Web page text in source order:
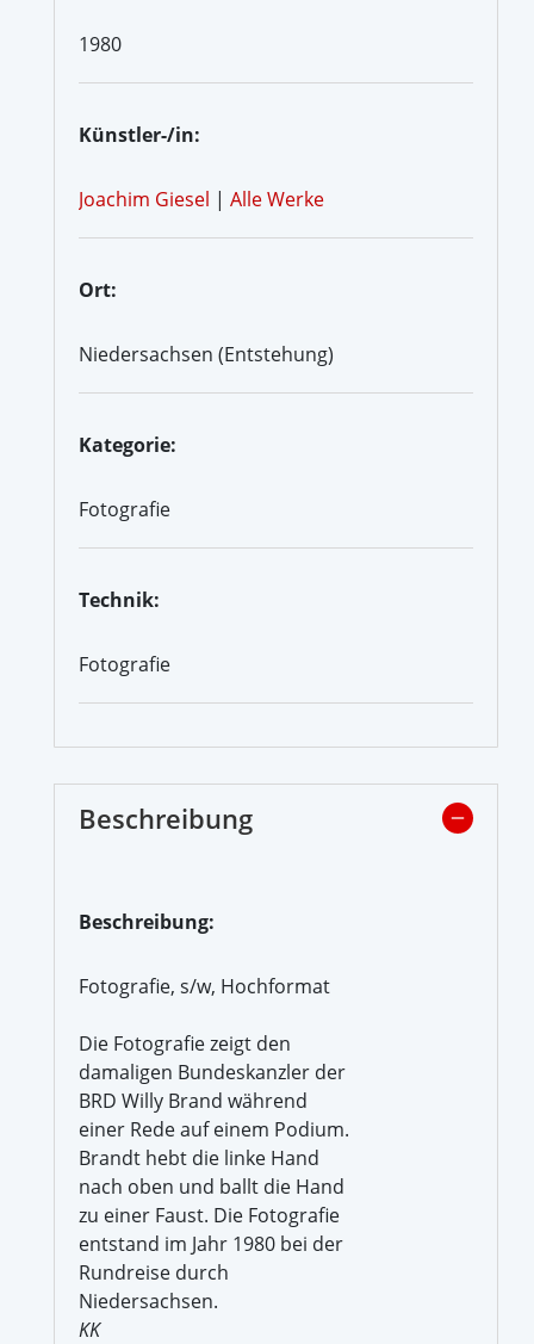
1980
Künstler-/in:
Joachim Giesel | Alle Werke
Ort:
Niedersachsen (Entstehung)
Kategorie:
Fotografie
Technik:
Fotografie
Beschreibung
Beschreibung:
Fotografie, s/w, Hochformat
Die Fotografie zeigt den
damaligen Bundeskanzler der
BRD Willy Brand während
einer Rede auf einem Podium.
Brandt hebt die linke Hand
nach oben und ballt die Hand
zu einer Faust. Die Fotografie
entstand im Jahr 1980 bei der
Rundreise durch
Niedersachsen.
KK